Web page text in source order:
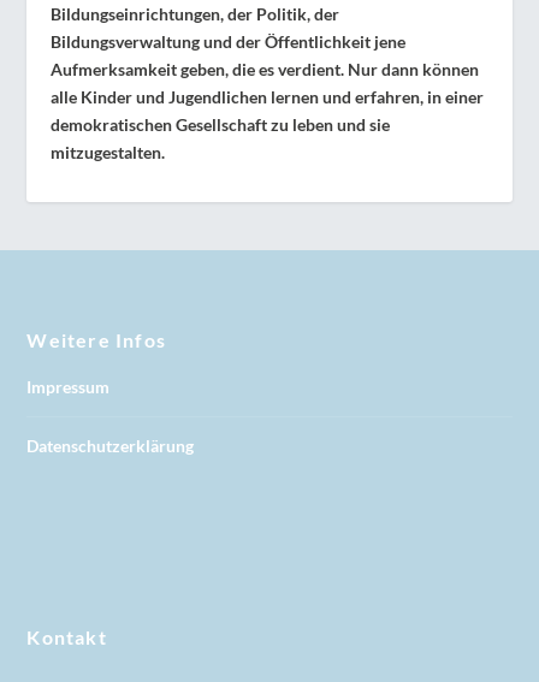
Bildungseinrichtungen, der Politik, der
Bildungsverwaltung und der Öffentlichkeit jene
Aufmerksamkeit geben, die es verdient. Nur dann können
alle Kinder und Jugendlichen lernen und erfahren, in einer
demokratischen Gesellschaft zu leben und sie
mitzugestalten.
Weitere Infos
Impressum
Datenschutzerklärung
Kontakt